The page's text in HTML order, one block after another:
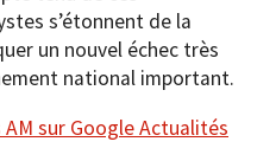
s’étonnent de la
un nouvel échec très
national important.
sur Google Actualités